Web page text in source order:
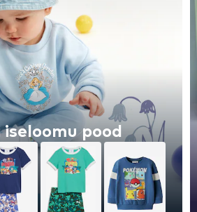
iseloomu pood